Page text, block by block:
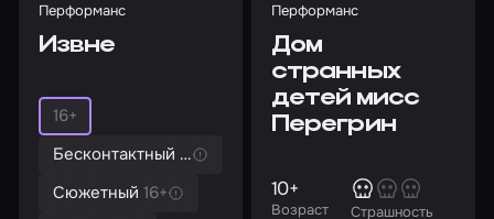
Перформанс
Извне
16+
Бесконтактный 12+
Сюжетный 16+
Перформанс
Дом
странных
детей мисс
Перегрин
Возраст
10+
Страшность